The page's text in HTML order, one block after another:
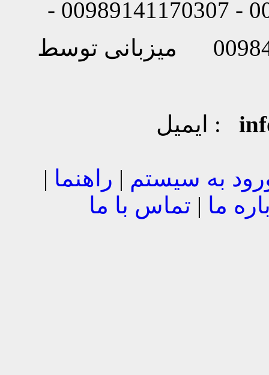
ایمیل :
به سیستم | راهنما |
ما | تماس با ما